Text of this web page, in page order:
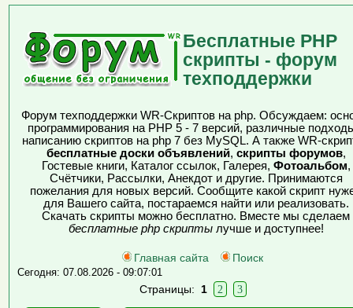
Бесплатные PHP
скрипты - форум
техподдержки
Форум техподдержки WR-Скриптов на php. Обсуждаем:
программирования на PHP 5 - 7 версий, различные
написанию скриптов на php 7 без MySQL. А также WR-
бесплатные доски объявлений, скрипты форумов,
Гостевые книги, Каталог ссылок, Галерея, Фотоальбом,
Счётчики, Рассылки, Анекдот и другие. Принимаются
пожелания для новых версий. Сообщите какой скрипт
для Вашего сайта, постараемся найти или реализовать.
Скачать скрипты можно бесплатно. Вместе мы сделаем
бесплатные php скриптылучше и доступнее!
Главная сайта Поиск
Сегодня: 07.08.2026 - 09:07:01
Страницы: 1 2 3